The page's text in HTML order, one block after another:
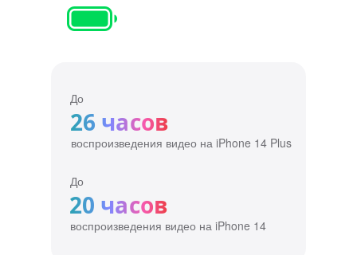
До
26 часов
воспроизведения видео на iPhone 14 Plus
До
20 часов
воспроизведения видео на iPhone 14